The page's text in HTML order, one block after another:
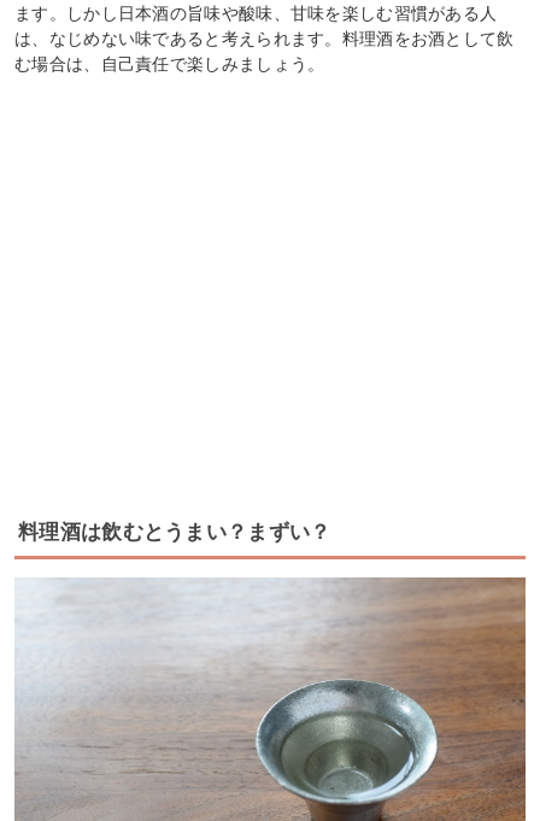
ます。しかし日本酒の旨味や酸味、甘味を楽しむ習慣がある人
は、なじめない味であると考えられます。料理酒をお酒として飲
む場合は、自己責任で楽しみましょう。
料理酒は飲むとうまい？まずい？